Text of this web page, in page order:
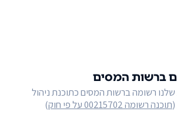
ברשות המסים
רשומה ברשות המסים כתוכנת ניהול
תוכנה רשומה 00215702 על פי חוק )